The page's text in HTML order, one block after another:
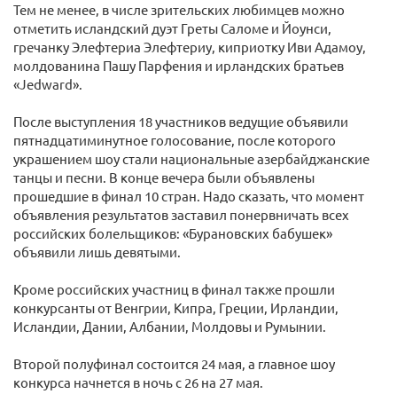
Тем не менее, в числе зрительских любимцев можно
отметить исландский дуэт Греты Саломе и Йоунси,
гречанку Элефтериа Элефтериу, киприотку Иви Адамоу,
молдованина Пашу Парфения и ирландских братьев
«Jedward».
После выступления 18 участников ведущие объявили
пятнадцатиминутное голосование, после которого
украшением шоу стали национальные азербайджанские
танцы и песни. В конце вечера были объявлены
прошедшие в финал 10 стран. Надо сказать, что момент
объявления результатов заставил понервничать всех
российских болельщиков: «Бурановских бабушек»
объявили лишь девятыми.
Кроме российских участниц в финал также прошли
конкурсанты от Венгрии, Кипра, Греции, Ирландии,
Исландии, Дании, Албании, Молдовы и Румынии.
Второй полуфинал состоится 24 мая, а главное шоу
конкурса начнется в ночь с 26 на 27 мая.